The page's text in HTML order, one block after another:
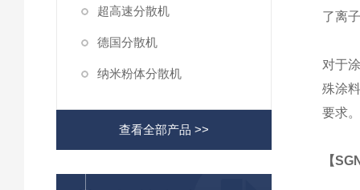
超高速分散机
德国分散机
纳米粉体分散机
查看全部产品 >>
了离
对于
殊涂
要求
【